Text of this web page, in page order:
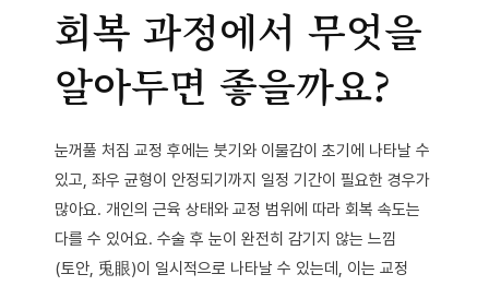
회복 과정에서 무엇을
알아두면 좋을까요?
눈꺼풀 처짐 교정 후에는 붓기와 이물감이 초기에 나타날 수
있고, 좌우 균형이 안정되기까지 일정 기간이 필요한 경우가
많아요. 개인의 근육 상태와 교정 범위에 따라 회복 속도는
다를 수 있어요. 수술 후 눈이 완전히 감기지 않는 느낌
(토안, 兎眼)이 일시적으로 나타날 수 있는데, 이는 교정